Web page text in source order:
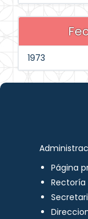
1973
Página
Rectoría